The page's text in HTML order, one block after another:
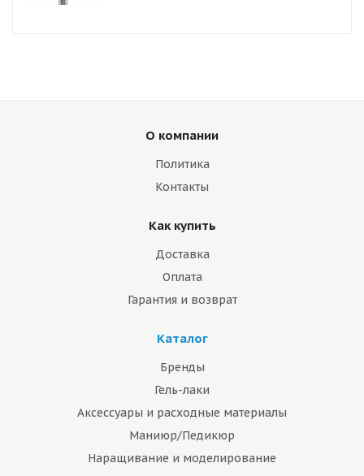
О компании
Политика
Контакты
Как купить
Доставка
Оплата
Гарантия и возврат
Каталог
Бренды
Гель-лаки
Аксессуары и расходные материалы
Маниюр/Педикюр
Наращивание и моделирование